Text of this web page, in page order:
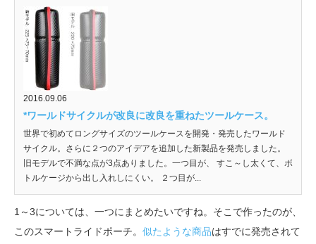
2016.09.06
*ワールドサイクルが改良に改良を重ねたツールケース。
世界で初めてロングサイズのツールケースを開発・発売したワールド
サイクル。さらに２つのアイデアを追加した新製品を発売しました。
旧モデルで不満な点が3点ありました。一つ目が、 すこ～し太くて、ボ
トルケージから出し入れしにくい。 ２つ目が...
1～3については、一つにまとめたいですね。そこで作ったのが、
このスマートライドポーチ。 似たような商品はすでに発売されて